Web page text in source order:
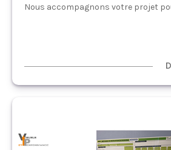
Nous accompagnons votre projet